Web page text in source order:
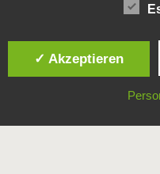
©
✓ Akzeptieren